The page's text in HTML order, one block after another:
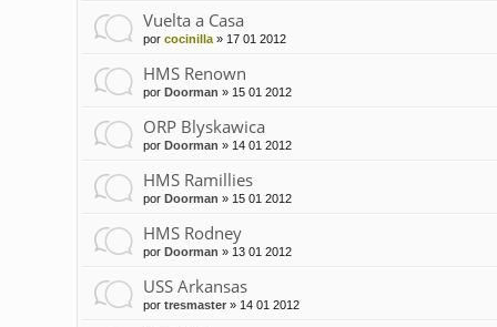
Vuelta a Casa
por cocinilla» 17 01 2012
HMS Renown
por Doorman » 15 01 2012
ORP Blyskawica
por Doorman » 14 01 2012
HMS Ramillies
por Doorman » 15 01 2012
HMS Rodney
por Doorman » 13 01 2012
USS Arkansas
por tresmaster» 14 01 2012